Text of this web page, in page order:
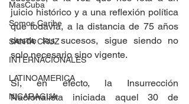
MasCuba
Somos Caribe
SANTA CRUZ
INTERNACIONALES
LATINOAMERICA
NICARAGUA
juicio histórico y a una reflexión política
que todavía, a la distancia de 75 años
desde los sucesos, sigue siendo no
solo necesario sino vigente.
Sí, en efecto, la Insurrección
Nacionalista iniciada aquel 30 de